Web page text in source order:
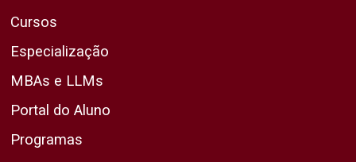
Cursos
Especialização
MBAs e LLMs
Portal do Aluno
Programas